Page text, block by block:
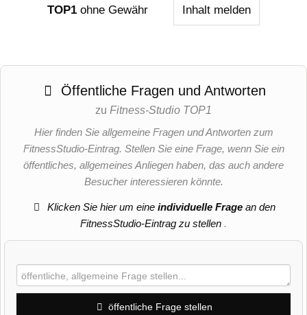
TOP1 ohne Gewähr Inhalt melden
Öffentliche Fragen und Antworten
zu Fitness-Studio TOP1
Hier finden Sie allgemeine Fragen und Antworten zum
FitnessStudio-Eintrag. Stellen Sie eine Frage, wenn Sie ein
öffentliches, allgemeines Anliegen haben, das auch andere
Besucher interessieren könnte.
Klicken Sie hier um eineindividuelle Frage an den
FitnessStudio-Eintrag zu stellen .
öffentliche Frage stellen